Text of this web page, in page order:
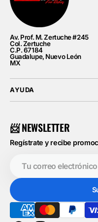
Av. Prof. M. Zertuche #245
Col. Zertuche
C.P. 67184
Guadalupe, Nuevo León
MX
AYUDA
📨 NEWSLETTER
Regístrate y recibe
correo
electrónico